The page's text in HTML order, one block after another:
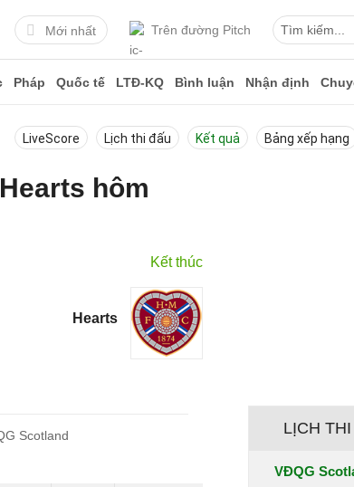
Mới nhất Trên đường Pitch
Pháp Quốc tế LTĐ-KQ Bình luận Nhận định
LiveScore Lịch thi đấu Kết quả Bảng xếp hạng
hôm
Kết thúc
Hearts
Scotland
LỊCH
VĐQG